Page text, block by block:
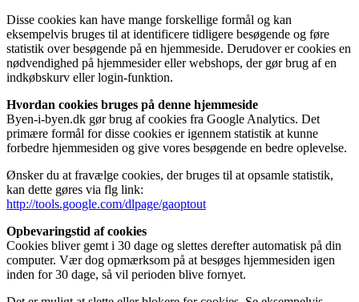
Disse cookies kan have mange forskellige formål og kan
eksempelvis bruges til at identificere tidligere besøgende og føre
statistik over besøgende på en hjemmeside. Derudover er cookies en
nødvendighed på hjemmesider eller webshops, der gør brug af en
indkøbskurv eller login-funktion.
Hvordan cookies bruges på denne hjemmeside
Byen-i-byen.dk gør brug af cookies fra Google Analytics. Det
primære formål for disse cookies er igennem statistik at kunne
forbedre hjemmesiden og give vores besøgende en bedre oplevelse.
Ønsker du at fravælge cookies, der bruges til at opsamle statistik,
kan dette gøres via flg link:
http://tools.google.com/dlpage/gaoptout
Opbevaringstid af cookies
Cookies bliver gemt i 30 dage og slettes derefter automatisk på din
computer. Vær dog opmærksom på at besøges hjemmesiden igen
inden for 30 dage, så vil perioden blive fornyet.